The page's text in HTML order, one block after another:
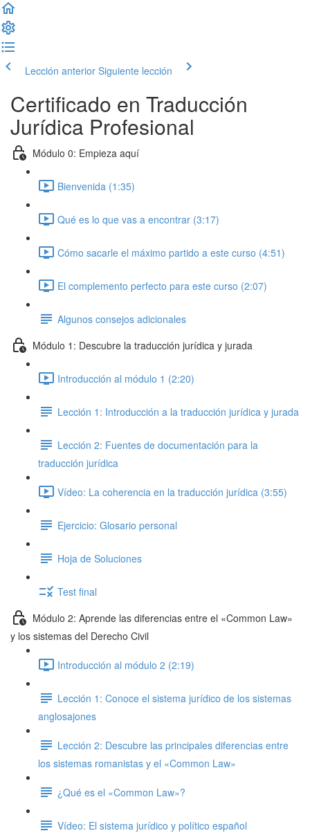
Lección anterior Siguiente lección
Certificado en Traducción
Jurídica Profesional
Módulo 0: Empieza aquí
Bienvenida (1:35)
Qué es lo que vas a encontrar (3:17)
Cómo sacarle el máximo partido a este curso (4:51)
El complemento perfecto para este curso (2:07)
Algunos consejos adicionales
Módulo 1: Descubre la traducción jurídica y jurada
Introducción al módulo 1 (2:20)
Lección 1: Introducción a la traducción jurídica y jurada
Lección 2: Fuentes de documentación para la
traducción jurídica
Vídeo: La coherencia en la traducción jurídica (3:55)
Ejercicio: Glosario personal
Hoja de Soluciones
Test final
Módulo 2: Aprende las diferencias entre el «Common Law»
y los sistemas del Derecho Civil
Introducción al módulo 2 (2:19)
Lección 1: Conoce el sistema jurídico de los sistemas
anglosajones
Lección 2: Descubre las principales diferencias entre
los sistemas romanistas y el «Common Law»
¿Qué es el «Common Law»?
Vídeo: El sistema jurídico y político español